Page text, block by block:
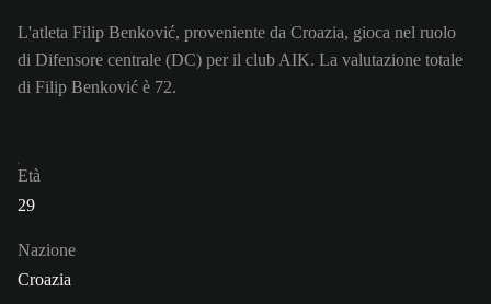
L'atleta Filip Benković, proveniente da Croazia, gioca nel ruolo
di Difensore centrale (DC) per il club AIK. La valutazione totale
di Filip Benković è 72.
Età
29
Nazione
Croazia